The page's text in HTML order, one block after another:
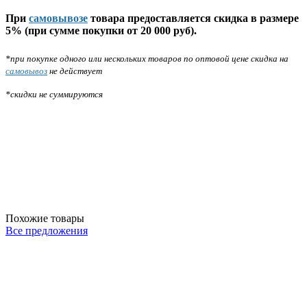
При самовывозе товара предоставляется скидка в размере
5% (при сумме покупки от 20 000 руб).
*при покупке одного или нескольких товаров по оптовой цене скидка на
самовывоз не действует
*скидки не суммируются
Похожие товары
Все предложения